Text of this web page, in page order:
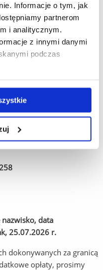
Informacje o tym, jak
partnerom
i analitycznym.
z innymi danymi
podczas
za
w formularzu. Dane te
po zdanym
nazwisko, data
25.07.2026 r.
dokonywanych za granicą
opłaty, prosimy